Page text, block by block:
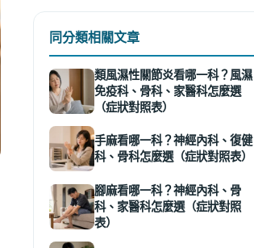
同分類相關文章
類風濕性關節炎看哪一科？風濕
免疫科、骨科、家醫科怎麼選
（症狀對照表）
手麻看哪一科？神經內科、復健
科、骨科怎麼選（症狀對照表）
腳麻看哪一科？神經內科、骨
科、家醫科怎麼選（症狀對照
表）